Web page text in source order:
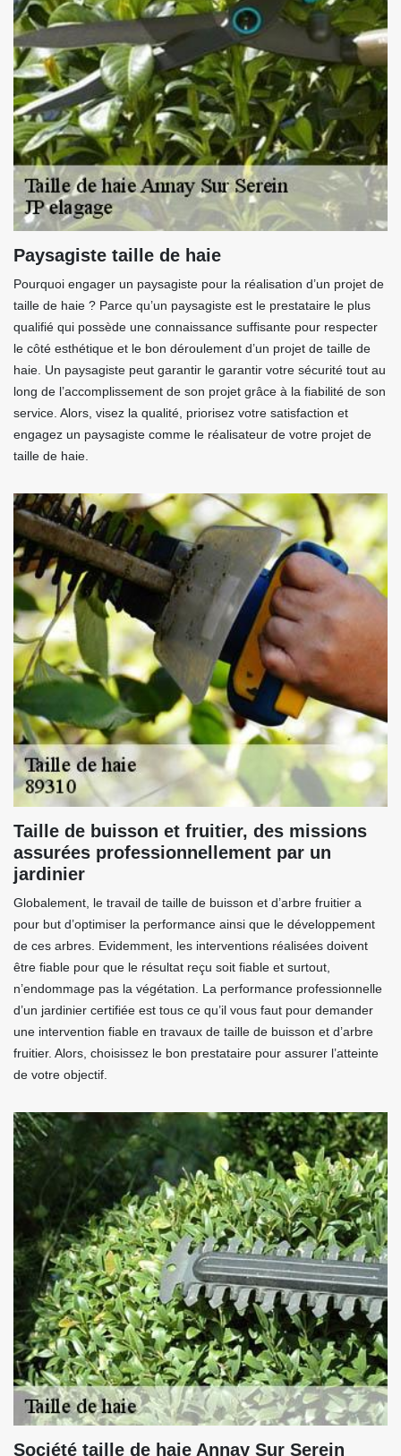
Paysagiste taille de haie
Pourquoi engager un paysagiste pour la réalisation d’un projet de
taille de haie ? Parce qu’un paysagiste est le prestataire le plus
qualifié qui possède une connaissance suffisante pour respecter
le côté esthétique et le bon déroulement d’un projet de taille de
haie. Un paysagiste peut garantir le garantir votre sécurité tout au
long de l’accomplissement de son projet grâce à la fiabilité de son
service. Alors, visez la qualité, priorisez votre satisfaction et
engagez un paysagiste comme le réalisateur de votre projet de
taille de haie.
Taille de buisson et fruitier, des missions
assurées professionnellement par un
jardinier
Globalement, le travail de taille de buisson et d’arbre fruitier a
pour but d’optimiser la performance ainsi que le développement
de ces arbres. Evidemment, les interventions réalisées doivent
être fiable pour que le résultat reçu soit fiable et surtout,
n’endommage pas la végétation. La performance professionnelle
d’un jardinier certifiée est tous ce qu’il vous faut pour demander
une intervention fiable en travaux de taille de buisson et d’arbre
fruitier. Alors, choisissez le bon prestataire pour assurer l’atteinte
de votre objectif.
Société taille de haie Annay Sur Serein